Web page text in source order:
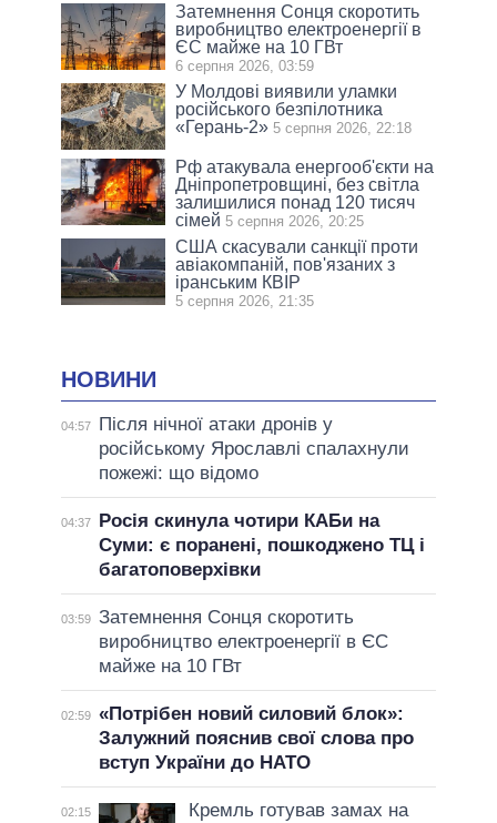
Затемнення Сонця скоротить
виробництво електроенергії в
ЄС майже на 10 ГВт
6 серпня 2026, 03:59
У Молдові виявили уламки
російського безпілотника
«Герань-2» 5 серпня 2026, 22:18
Рф атакувала енергооб'єкти на
Дніпропетровщині, без світла
залишилися понад 120 тисяч
сімей 5 серпня 2026, 20:25
США скасували санкції проти
авіакомпаній, пов'язаних з
іранським КВІР
5 серпня 2026, 21:35
НОВИНИ
04:57
Після нічної атаки дронів у
російському Ярославлі спалахнули
пожежі: що відомо
04:37
Росія скинула чотири КАБи на
Суми: є поранені, пошкоджено ТЦ і
багатоповерхівки
03:59 Затемнення Сонця скоротить
виробництво електроенергії в ЄС
майже на 10 ГВт
02:59 «Потрібен новий силовий блок»:
Залужний пояснив свої слова про
вступ України до НАТО
02:15
Кремль готував замах на